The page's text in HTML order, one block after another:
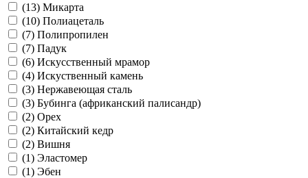
(13) Микарта
(10) Полиацеталь
(7) Полипропилен
(7) Падук
(6) Искусственный мрамор
(4) Искуственный камень
(3) Нержавеющая сталь
(3) Бубинга (африканский палисандр)
(2) Орех
(2) Китайский кедр
(2) Вишня
(1) Эластомер
(1) Эбен